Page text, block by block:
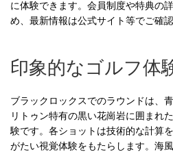
に体験できます。会員制度や特典の
め、最新情報は公式サイト等でご確認
印象的なゴルフ体
ブラックロックスでのラウンドは、
リトゥン特有の黒い花崗岩に囲まれ
験です。各ショットは技術的な計算
がたい視覚体験をもたらします。海